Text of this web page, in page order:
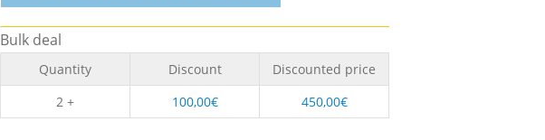
Bulk deal
Quantity Discount
Discounted price
2 +
100,00€ 450,00€